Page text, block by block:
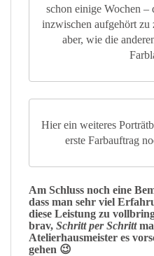
schon einige Wochen –
inzwischen aufgehört zu
aber, wie die
Hier ein weiteres
erste Farbauftrag
Am Schluss noch eine
dass man sehr viel
diese Leistung zu
brav, Schritt per Schritt
Atelierhausmeister es
gehen 😉